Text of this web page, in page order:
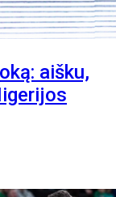
aišku,